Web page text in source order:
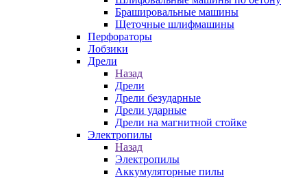
Брашировальные машины
Щеточные шлифмашины
Перфораторы
Лобзики
Дрели
Назад
Дрели
Дрели безударные
Дрели ударные
Дрели на магнитной стойке
Электропилы
Назад
Электропилы
Аккумуляторные пилы